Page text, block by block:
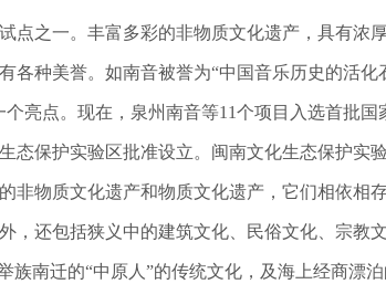
之一。丰富多彩的非物质文化遗产，具有浓
种美誉。如南音被誉为“中国音乐历史的活
亮点。现在，泉州南音等11个项目入选首批国
态保护实验区批准设立。闽南文化生态保护实
非物质文化遗产和物质文化遗产，它们相依相
，还包括狭义中的建筑文化、民俗文化、宗教
族南迁的“中原人”的传统文化，及海上经商漂